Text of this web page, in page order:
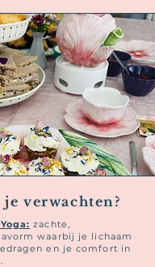
verwachten?
zachte,
waarbij je lichaam
en je comfort in